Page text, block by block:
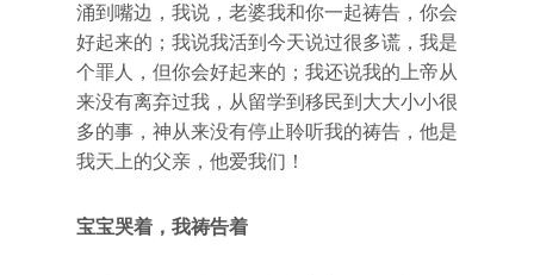
涌到嘴边，我说，老婆我和你一起祷告，你会
好起来的；我说我活到今天说过很多谎，我是
个罪人，但你会好起来的；我还说我的上帝从
来没有离弃过我，从留学到移民到大大小小很
多的事，神从来没有停止聆听我的祷告，他是
我天上的父亲，他爱我们！
宝宝哭着，我祷告着